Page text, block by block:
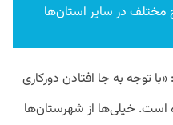
مختلف در سایر استان‌ها
توجه به جا افتادن دورکاری
است. خیلی‌ها از شهرستان‌ها